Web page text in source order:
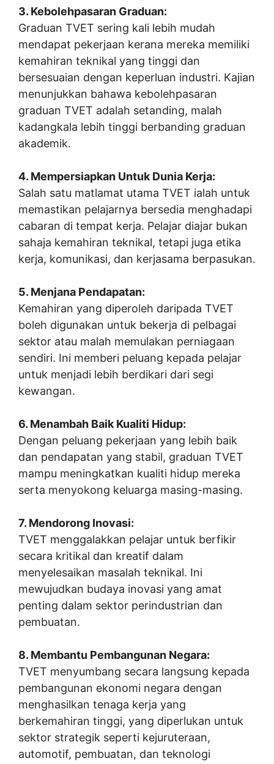
3. Kebolehpasaran Graduan:
Graduan TVET sering kali lebih mudah
mendapat pekerjaan kerana mereka memiliki
kemahiran teknikal yang tinggi dan
bersesuaian dengan keperluan industri. Kajian
menunjukkan bahawa kebolehpasaran
graduan TVET adalah setanding, malah
kadangkala lebih tinggi berbanding graduan
akademik.
4. Mempersiapkan Untuk Dunia Kerja:
Salah satu matlamat utama TVET ialah untuk
memastikan pelajarnya bersedia menghadapi
cabaran di tempat kerja. Pelajar diajar bukan
sahaja kemahiran teknikal, tetapi juga etika
kerja, komunikasi, dan kerjasama berpasukan.
5. Menjana Pendapatan:
Kemahiran yang diperoleh daripada TVET
boleh digunakan untuk bekerja di pelbagai
sektor atau malah memulakan perniagaan
sendiri. Ini memberi peluang kepada pelajar
untuk menjadi lebih berdikari dari segi
kewangan.
6. Menambah Baik Kualiti Hidup:
Dengan peluang pekerjaan yang lebih baik
dan pendapatan yang stabil, graduan TVET
mampu meningkatkan kualiti hidup mereka
serta menyokong keluarga masing-masing.
7. Mendorong Inovasi:
TVET menggalakkan pelajar untuk berfikir
secara kritikal dan kreatif dalam
menyelesaikan masalah teknikal. Ini
mewujudkan budaya inovasi yang amat
penting dalam sektor perindustrian dan
pembuatan.
8. Membantu Pembangunan Negara:
TVET menyumbang secara langsung kepada
pembangunan ekonomi negara dengan
menghasilkan tenaga kerja yang
berkemahiran tinggi, yang diperlukan untuk
sektor strategik seperti kejuruteraan,
automotif, pembuatan, dan teknologi